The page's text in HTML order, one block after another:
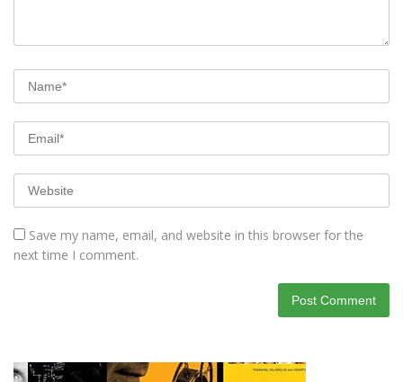
Save my name, email, and website in this browser for the
next time I comment.